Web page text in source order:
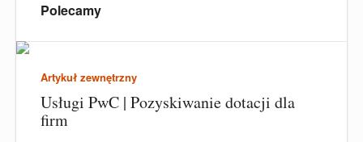
Polecamy
Artykuł zewnętrzny
Usługi PwC | Pozyskiwanie dotacji dla
firm